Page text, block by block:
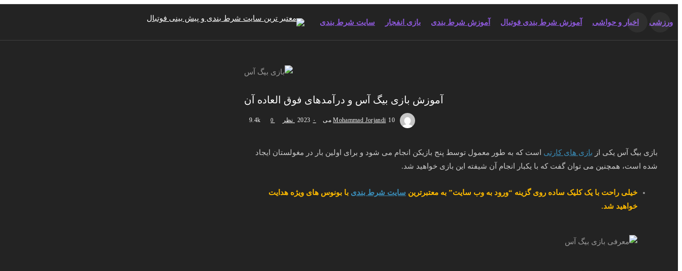
سایت شرط بندی بازی انفجار آموزش شرط بندی آموزش شرط بندی فوتبال اخبار و حواشی ورزشی
آموزش بازی بیگ آس و درآمدهای فوق العاده آن
Mohammad Jorjandi 10 می 2023 ۰ نظر 0
9.4k
بازی بیگ آس یکی از بازی های کارتی است که به طور معمول توسط پنج بازیکن انجام می شود و برای اولین بار در مغولستان ایجاد
شده است، همچنین می توان گفت که با یکبار انجام آن شیفته این بازی خواهید شد.
خیلی راحت با یک کلیک ساده روی گزینه “ورود به وب سایت” به معتبرترین سایت شرط بندی با بونوس های ویژه هدایت
خواهید شد.